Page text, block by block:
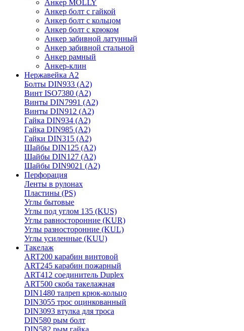
Анкер MOLLY
Анкер болт с гайкой
Анкер болт с кольцом
Анкер болт с крюком
Анкер забивной латунный
Анкер забивной стальной
Анкер рамный
Анкер-клин
Нержавейка А2
Болты DIN933 (A2)
Винт ISO7380 (A2)
Винты DIN7991 (A2)
Винты DIN912 (A2)
Гайка DIN934 (A2)
Гайка DIN985 (A2)
Гайки DIN315 (A2)
Шайбы DIN125 (A2)
Шайбы DIN127 (A2)
Шайбы DIN9021 (A2)
Перфорация
Ленты в рулонах
Пластины (PS)
Углы бытовые
Углы под углом 135 (KUS)
Углы равносторонние (KUR)
Углы разносторонние (KUL)
Углы усиленные (KUU)
Такелаж
ART200 карабин винтовой
ART245 карабин пожарный
ART412 соединитель Duplex
ART500 скоба такелажная
DIN1480 талреп крюк-кольцо
DIN3055 трос оцинкованный
DIN3093 втулка для троса
DIN580 рым болт
DIN582 рым гайка